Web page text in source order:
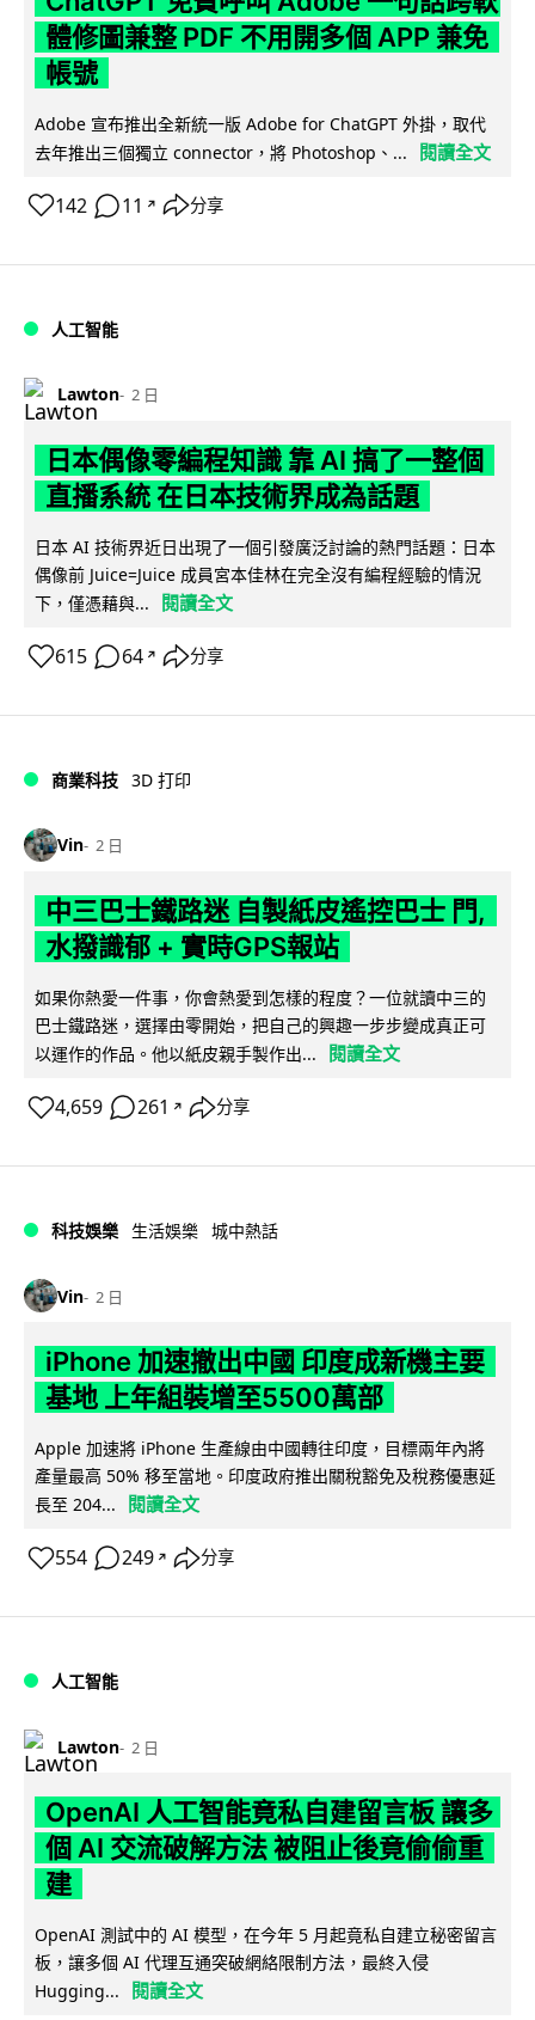
體修圖兼整 PDF 不用開多個 APP 兼免
帳號
Adobe 宣布推出全新統一版 Adobe for ChatGPT 外掛，取代
去年推出三個獨立 connector，將 Photoshop、...
閱讀全文
142 11 ↗ 分享
人工智能
Lawton 2 日
日本偶像零編程知識 靠 AI 搞了一整個
直播系統 在日本技術界成為話題
日本 AI 技術界近日出現了一個引發廣泛討論的熱門話題：日本
偶像前 Juice=Juice 成員宮本佳林在完全沒有編程經驗的情況
下，僅憑藉與...
閱讀全文
615 64 ↗ 分享
商業科技 3D 打印
Vin 2 日
中三巴士鐵路迷 自製紙皮遙控巴士 門,
水撥識郁 + 實時GPS報站
如果你熱愛一件事，你會熱愛到怎樣的程度？一位就讀中三的
巴士鐵路迷，選擇由零開始，把自己的興趣一步步變成真正可
以運作的作品。他以紙皮親手製作出...
閱讀全文
4,659 261 ↗ 分享
科技娛樂 生活娛樂 城中熱話
Vin 2 日
iPhone 加速撤出中國 印度成新機主要
基地 上年組裝增至5500萬部
Apple 加速將 iPhone 生產線由中國轉往印度，目標兩年內將
產量最高 50% 移至當地。印度政府推出關稅豁免及稅務優惠延
長至 204...
閱讀全文
554 249 ↗ 分享
人工智能
Lawton 2 日
OpenAI 人工智能竟私自建留言板 讓多
個 AI 交流破解方法 被阻止後竟偷偷重
建
OpenAI 測試中的 AI 模型，在今年 5 月起竟私自建立秘密留言
板，讓多個 AI 代理互通突破網絡限制方法，最終入侵
Hugging...
閱讀全文